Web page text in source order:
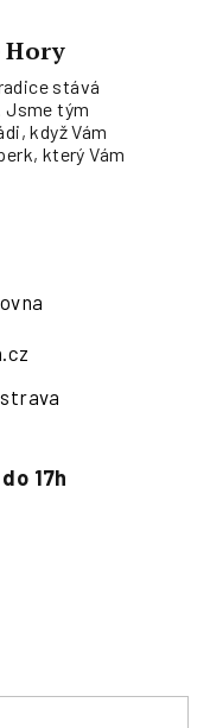
stává
Jsme tým
když Vám
který Vám
17h